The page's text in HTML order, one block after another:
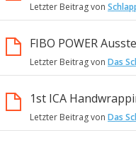
Letzter Beitrag von
FIBO POWER
Letzter Beitrag von Das
1st ICA
Letzter Beitrag von Das